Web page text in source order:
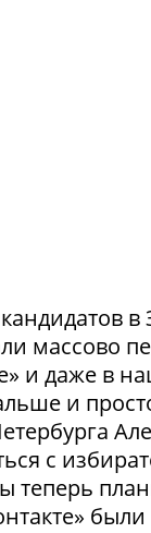
массово
и даже в
и
с
теперь